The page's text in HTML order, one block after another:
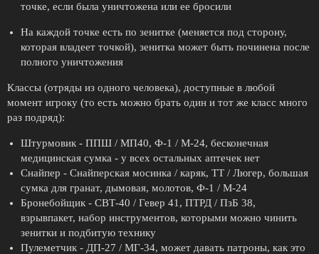
точке, если была уничтожена или ее бросили
На каждой точке есть по зенитке (меняется под сторону,
которая владеет точкой), зенитка может быть починена после
полного уничтожения
Классы (отряды из одного человека), доступные в любой
момент игроку (то есть можно брать один и тот же класс много
раз подряд):
Штурмовик - ППШ / МП40, Ф-1 / М-24, бесконечная
медицинская сумка - у всех остальных аптечек нет
Снайпер - Снайперская мосинка / каряк, ТТ / Люгер, большая
сумка для гранат, дымовая, молотов, Ф-1 / М-24
Бронебойщик - СВТ-40 / Гевер 41, ПТРД / ПзБ 38,
взрывпакет, набор инструментов, которыми можно чинить
зенитки и подбитую технику
Пулеметчик - ДП-27 / МГ-34, может давать патроны, как это